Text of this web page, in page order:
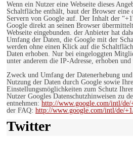
Wenn ein Nutzer eine Webseite dieses
Schaltfläche enthält, baut der Browser
Servern von Google auf. Der Inhalt der
Google direkt an seinen Browser
Webseite eingebunden. der Anbieter hat
Umfang der Daten, die Google mit der
werden ohne einen Klick auf die
Daten erhoben. Nur bei eingeloggten
unter anderem die IP-Adresse, erhoben
Zweck und Umfang der Datenerhebung
Nutzung der Daten durch Google sowie
Einstellungsmöglichkeiten zum Schutz
Nutzer Googles Datenschutzhinweisen zu
entnehmen: http://www.google.com/intl/
der FAQ: http://www.google.com/intl/de/
Twitter